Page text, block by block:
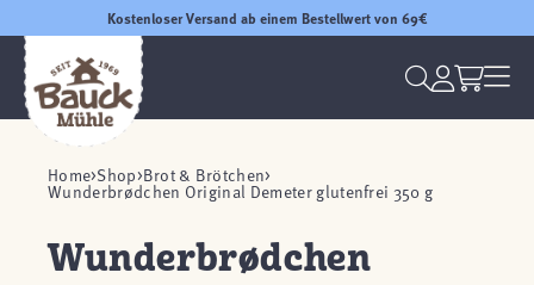
Kostenloser Versand ab einem Bestellwert von 69€
Home Shop Brot & Brötchen
Wunderbrødchen Original Demeter glutenfrei 350 g
Wunderbrødchen